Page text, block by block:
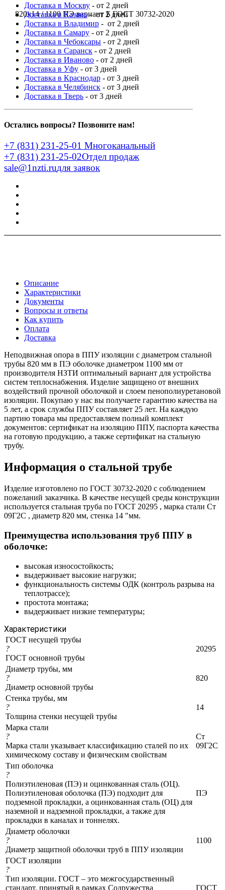
820x14 / 1100 ПЭ вариант Б ГОСТ 30732-2020
Доставка в Москву - от 2 дней
Доставка в Казань- от 2 дней
Доставка в Владимир - от 2 дней
Доставка в Самару - от 2 дней
Доставка в Чебоксары - от 2 дней
Доставка в Саранск - от 2 дней
Доставка в Иваново - от 2 дней
Доставка в Уфу - от 3 дней
Доставка в Краснодар - от 3 дней
Доставка в Челябинск - от 3 дней
Доставка в Тверь - от 3 дней
Остались вопросы? Позвоните нам!
+7 (831) 231-25-01 Многоканальный
+7 (831) 231-25-02Отдел продаж
sale@1nzti.ruдля заявок
Описание
Характеристики
Документы
Вопросы и ответы
Как купить
Оплата
Доставка
Неподвижная опора в ППУ изоляции с диаметром стальной
трубы 820 мм в ПЭ оболочке диаметром 1100 мм от
производителя НЗТИ оптимальный вариант для устройства
систем теплоснабжения. Изделие защищено от внешних
воздействий прочной оболочкой и слоем пенополиуретановой
изоляции. Покупаю у нас вы получаете гарантию качества на
5 лет, а срок службы ППУ составляет 25 лет. На каждую
партию товара мы предоставляем полный комплект
документов: сертификат на изоляцию ППУ, паспорта качества
на готовую продукцию, а также сертификат на стальную
трубу.
Информация о стальной трубе
Изделие изготовлено по ГОСТ 30732-2020 с соблюдением
пожеланий заказчика. В качестве несущей среды конструкции
используется стальная труба по ГОСТ 20295 , марка стали Ст
09Г2С , диаметр 820 мм, стенка 14 "мм.
Преимущества использования труб ППУ в
оболочке:
высокая износостойкость;
выдерживает высокие нагрузки;
функциональность системы ОДК (контроль разрыва на
теплотрассе);
простота монтажа;
выдерживает низкие температуры;
Характеристики
ГОСТ несущей трубы
?
ГОСТ основной трубы
20295
Диаметр трубы, мм
?
Диаметр основной трубы
820
Стенка трубы, мм
?
Толщина стенки несущей трубы
14
Марка стали
?
Марка стали указывает классификацию сталей по их
химическому составу и физическим свойствам
Ст
09Г2С
Тип оболочка
?
Полиэтиленовая (ПЭ) и оцинкованная сталь (ОЦ).
Полиэтиленовая оболочка (ПЭ) подходит для
подземной прокладки, а оцинкованная сталь (ОЦ) для
наземной и надземной прокладки, а также для
прокладки в каналах и тоннелях.
ПЭ
Диаметр оболочки
?
Диаметр защитной оболочки труб в ППУ изоляции
1100
ГОСТ изоляции
?
Тип изоляции. ГОСТ – это межгосударственный
стандарт, принятый в рамках Содружества
ГОСТ